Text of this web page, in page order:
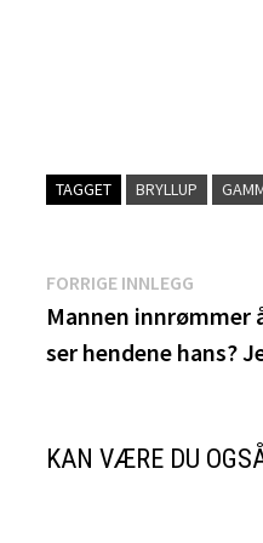
TAGGET BRYLLUP
FORRIGE INNLEGG
Mannen innrømmer
ser hendene hans?
KAN VÆRE DU